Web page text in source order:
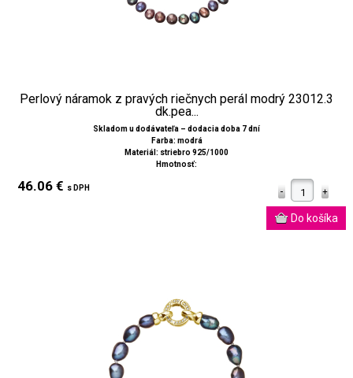
Perlový náramok z pravých riečnych perál modrý 23012.3
dk.pea...
Skladom u dodávateľa – dodacia doba 7 dní
Farba: modrá
Materiál: striebro 925/1000
Hmotnosť:
46.06 € s DPH